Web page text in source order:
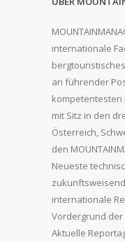
internationale
an führender
kompetentesten
mit Sitz in den
Österreich,
den
Neueste
internationale
Vordergrund
Aktuelle